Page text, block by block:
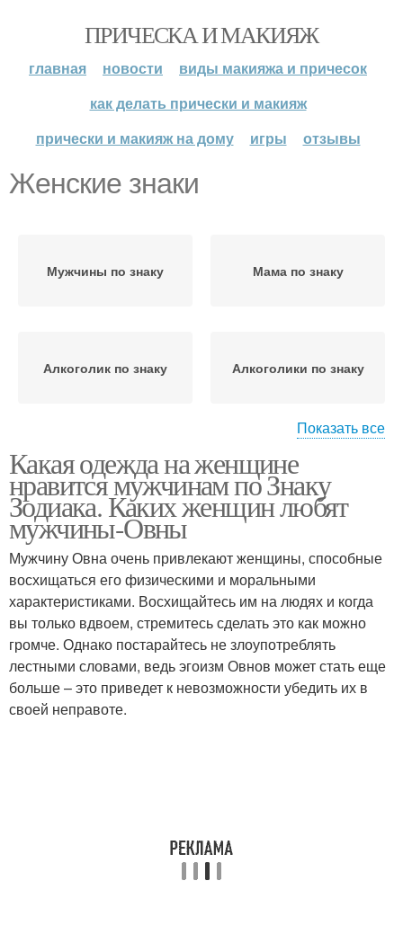
ПРИЧЕСКА И МАКИЯЖ
главная новости
виды макияжа и причесок
как делать прически и макияж
прически и макияж на дому
игры отзывы
Женские знаки
Мужчины по знаку Мама по знаку
Алкоголик по знаку Алкоголики по знаку
Верные знаки Жертва по знаку
Показать все
Какая одежда на женщине
нравится мужчинам по Знаку
Зодиака. Каких женщин любят
мужчины-Овны
Мужчину Овна очень привлекают женщины, способные
восхищаться его физическими и моральными
характеристиками. Восхищайтесь им на людях и когда
вы только вдвоем, стремитесь сделать это как можно
громче. Однако постарайтесь не злоупотреблять
лестными словами, ведь эгоизм Овнов может стать еще
больше – это приведет к невозможности убедить их в
своей неправоте.